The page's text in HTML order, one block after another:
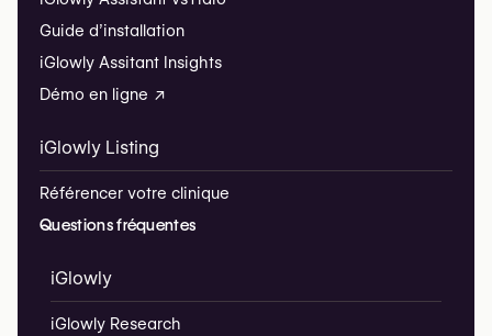
Guide d’installation
iGlowly Assitant Insights
Démo en ligne ↗
iGlowly Listing
Référencer votre clinique
Questions fréquentes
iGlowly
iGlowly Research